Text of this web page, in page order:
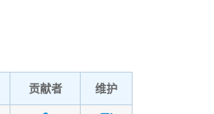
贡献者 维护